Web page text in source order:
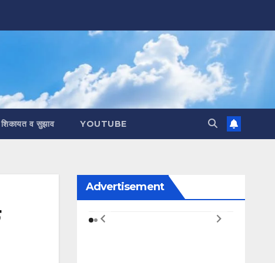
शिकायत व सुझाव YOUTUBE
Advertisement